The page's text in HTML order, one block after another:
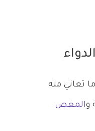
تعاني منه
والمغص